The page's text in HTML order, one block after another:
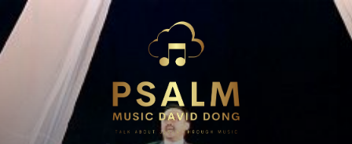
Skip
the